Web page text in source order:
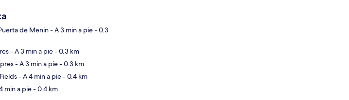
de Menin- A 3 min a pie- 0.3
- A 3 min a pie- 0.3 km
- A 3 min a pie- 0.3 km
- A 4 min a pie- 0.4 km
min a pie- 0.4 km